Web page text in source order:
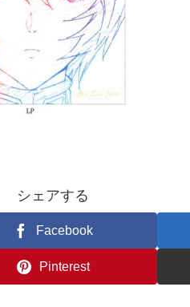
シェアする
Facebook
Pinterest